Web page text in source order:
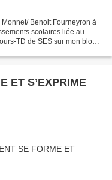
Benoit Fourneyron à
scolaires liée au
TD de SES sur mon blog.
ET S’EXPRIME